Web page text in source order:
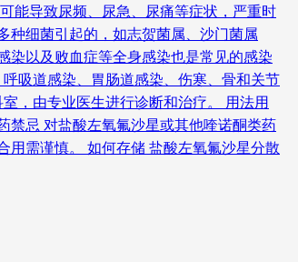
能导致尿频、尿急、尿痛等症状，严重时
种细菌引起的，如志贺菌属、沙门菌属
染以及败血症等全身感染也是常见的感染
吸道感染、胃肠道感染、伤寒、骨和关节
，由专业医生进行诊断和治疗。 用法用
禁忌 对盐酸左氧氟沙星或其他喹诺酮类药
用需谨慎。 如何存储 盐酸左氧氟沙星分散